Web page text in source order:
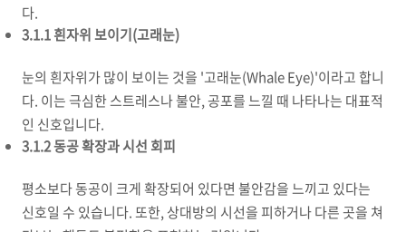
다.
3.1.1 흰자위 보이기(고래눈)
눈의 흰자위가 많이 보이는 것을 '고래눈(Whale Eye)'이라고 합니
다. 이는 극심한 스트레스나 불안, 공포를 느낄 때 나타나는 대표적
인 신호입니다.
3.1.2 동공 확장과 시선 회피
평소보다 동공이 크게 확장되어 있다면 불안감을 느끼고 있다는
신호일 수 있습니다. 또한, 상대방의 시선을 피하거나 다른 곳을 쳐